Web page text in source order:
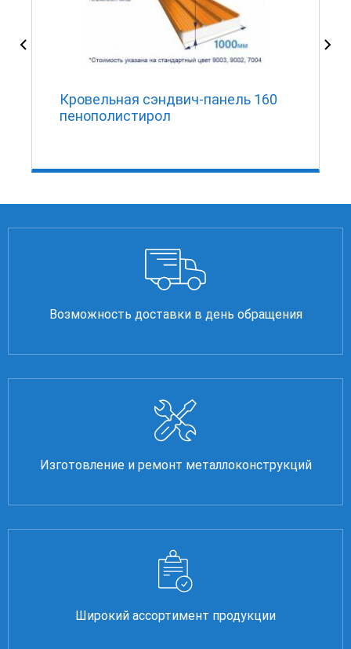
Кровельная сэндвич-панель 160
пенополистирол
Возможность доставки в день обращения
Изготовление и ремонт металлоконструкций
Широкий ассортимент продукции